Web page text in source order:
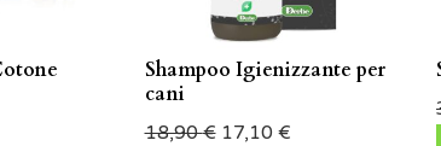
Shampoo Igienizzante per
cani
18,90€ 17,10 €